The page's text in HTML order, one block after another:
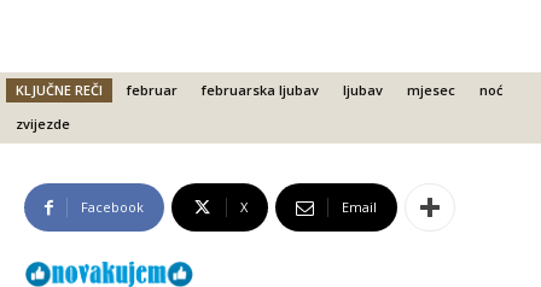
KLJUČNE REČI februar februarska ljubav ljubav mjesec
noć
zvijezde
Facebook X Email